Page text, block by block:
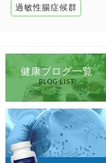
過敏性腸症候群
健康ブログ一覧
BLOG LIST